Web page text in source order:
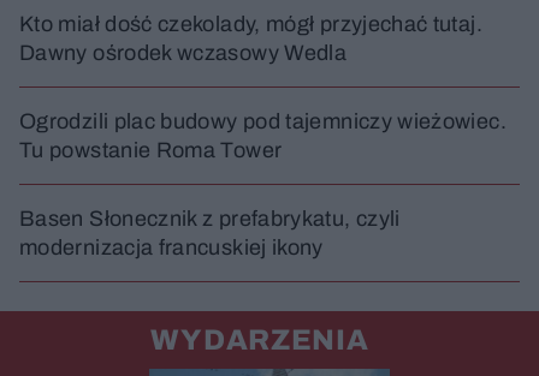
Kto miał dość czekolady, mógł przyjechać tutaj.
Dawny ośrodek wczasowy Wedla
Ogrodzili plac budowy pod tajemniczy wieżowiec.
Tu powstanie Roma Tower
Basen Słonecznik z prefabrykatu, czyli
modernizacja francuskiej ikony
WYDARZENIA